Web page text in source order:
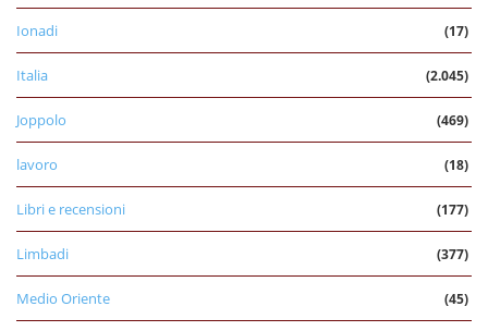
Ionadi (17)
Italia (2.045)
Joppolo (469)
lavoro (18)
Libri e recensioni (177)
Limbadi (377)
Medio Oriente (45)